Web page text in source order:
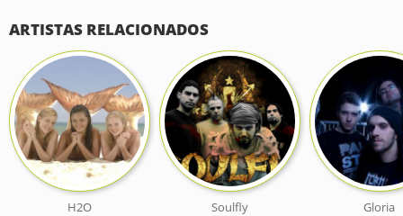
ARTISTAS RELACIONADOS
H2O Soulfly Gloria